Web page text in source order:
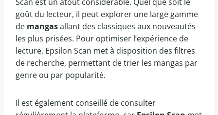
Scan est un atout considérable. Quel que soit le
goût du lecteur, il peut explorer une large gamme
de mangasallant des classiques aux nouveautés
les plus prisées. Pour optimiser l’expérience de
lecture, Epsilon Scan met à disposition des filtres
de recherche, permettant de trier les mangas par
genre ou par popularité.
Il est également conseillé de consulter